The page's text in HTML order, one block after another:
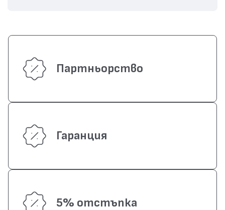
Партньорство
Гаранция
5% отстъпка